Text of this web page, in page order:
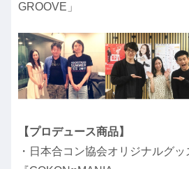
GROOVE」
【プロデュース商品】
・日本合コン協会オリジナルグッ